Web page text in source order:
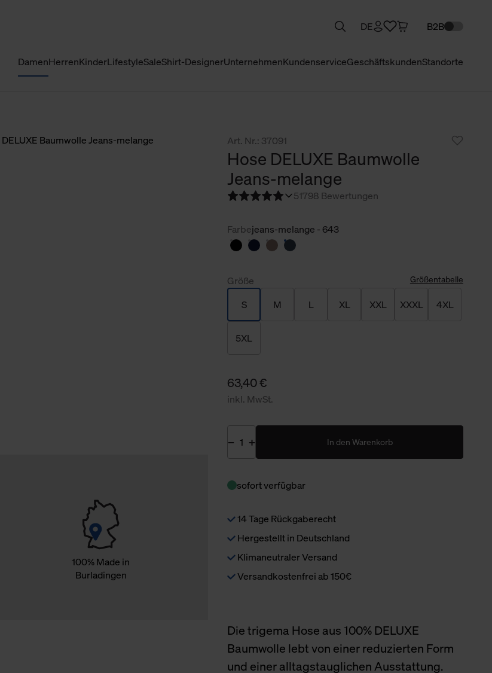
DamenHerrenKinderLifestyleSaleShirt-DesignerUnternehmenKundenserviceGeschäftskundenStandorte
DE B2B
100% Made in
Burladingen
Art. Nr.: 37091
Hose DELUXE Baumwolle
Jeans-melange
51798 Bewertungen
Farbejeans-melange - 643
Größe Größentabelle
S M L XL XXL XXXL 4XL
5XL
63,40 €
inkl. MwSt.
In den Warenkorb
sofort verfügbar
14 Tage Rückgaberecht
Hergestellt in Deutschland
Klimaneutraler Versand
Versandkostenfrei ab 150€
Die trigema Hose aus 100% DELUXE
Baumwolle lebt von einer reduzierten Form
und einer alltagstauglichen Ausstattung.